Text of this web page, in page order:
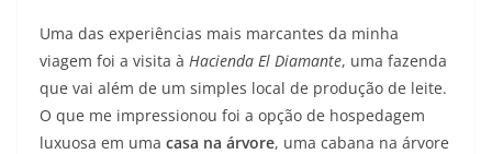
Uma das experiências mais marcantes da minha
viagem foi a visita à Hacienda El Diamante, uma fazenda
que vai além de um simples local de produção de leite.
O que me impressionou foi a opção de hospedagem
luxuosa em uma casa na árvore, uma cabana na árvore